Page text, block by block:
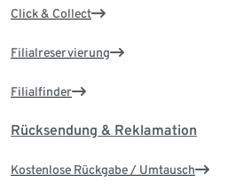
Click & Collect
Filialreservierung
Filialfinder
Rücksendung & Reklamation
Kostenlose Rückgabe / Umtausch